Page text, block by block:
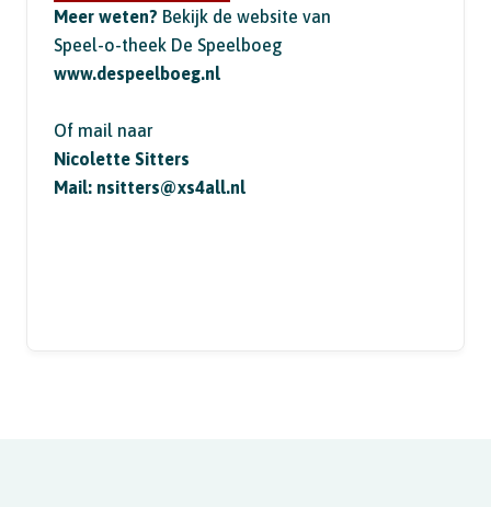
Meer weten? Bekijk de website van
Speel-o-theek De Speelboeg
www.despeelboeg.nl
Of mail naar
Nicolette Sitters
Mail: nsitters@xs4all.nl